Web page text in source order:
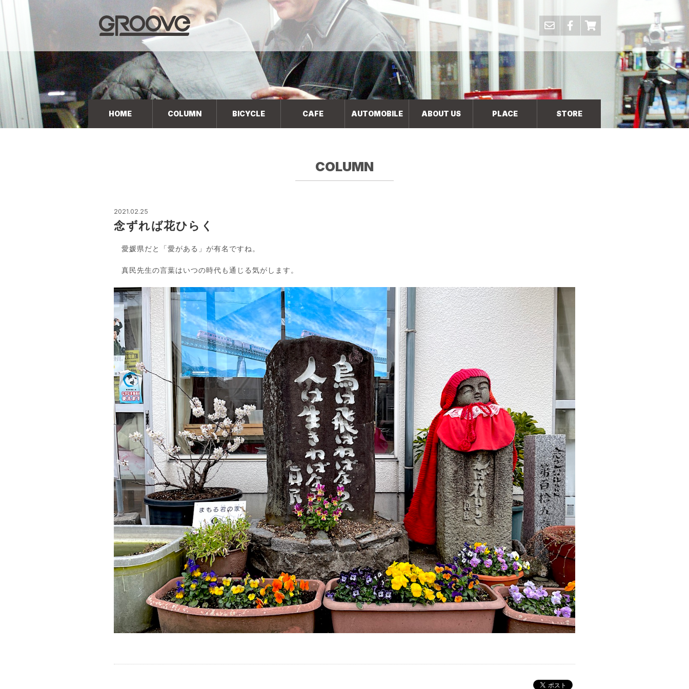
Groove 自転車 カフェ 輸入車・国産車のチューニン
グ/販売
HOME COLUMN BICYCLE CAFE AUTOMOBILE ABOUT US PLACE STORE
COLUMN
2021.02.25
念ずれば花ひらく
愛媛県だと「愛がある」が有名ですね。
真民先生の言葉はいつの時代も通じる気がします。